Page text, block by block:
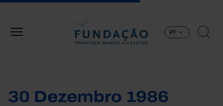
PT
30 Dezembro 1986